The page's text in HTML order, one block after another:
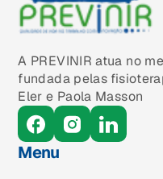
A PREVINIR atua no
fundada pelas
Eler e Paola Masson
Menu